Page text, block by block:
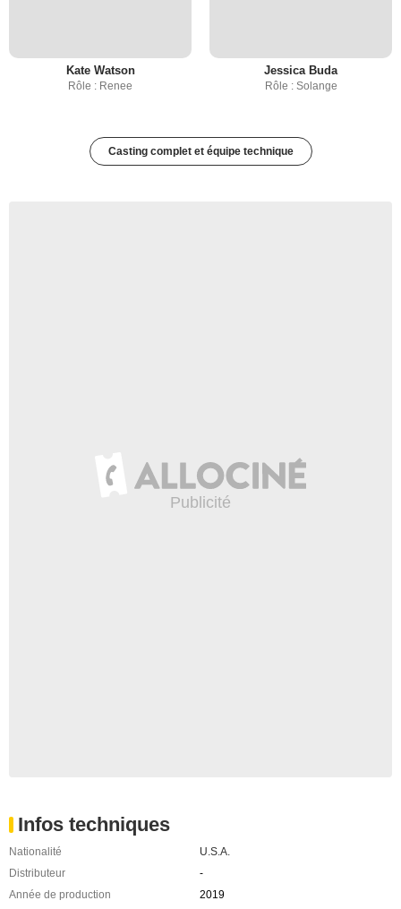
Kate Watson
Rôle : Renee
Jessica Buda
Rôle : Solange
Casting complet et équipe technique
Infos techniques
Nationalité
U.S.A.
Distributeur
-
Année de production
2019